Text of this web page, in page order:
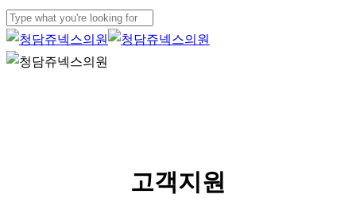
Skip
to
main
Close
Search
Menu
고객지원